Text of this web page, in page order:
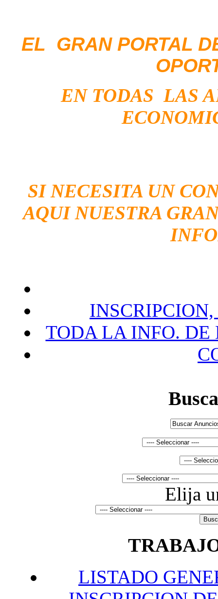
EL GRAN PORTAL
EN TODAS LAS
SI NECESITA UN
AQUI NUESTRA
TODA LA INFO. DE
Elija
LISTADO